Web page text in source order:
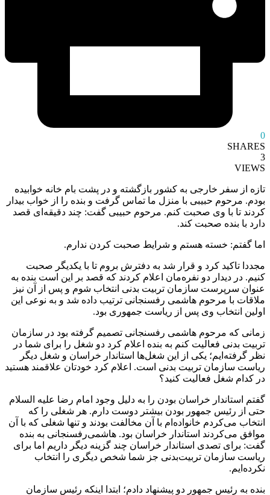
0
SHARES
3
VIEWS
تازه از سفر خارجی به کشور بازگشته و در پشت بام خانه خوابیده
بودم. مرحوم حبیبی با منزل ما تماس گرفت و بنده را از خواب بیدار
کردند تا با وی صحبت کنم. مرحوم حبیبی گفت: چند دقیقه‌ای قصد
دارد با بنده صحبت کند.
اما گفتم: خسته هستم و شرایط صحبت کردن ندارم.
مجددا تاکید کرد و قرار شد به دفترش بروم تا با یکدیگر صحبت
کنیم. در دیدار دو نفره‌مان اعلام کردند که قصد بر این است بنده به
عنوان سرپرست سازمان تربیت بدنی انتخاب شوم و پس از آن نیز
ملاقات با مرحوم هاشمی رفسنجانی ترتیب داده شد و به نوعی این
اولین انتخاب وی پس از ریاست جمهوری بود.
زمانی که مرحوم هاشمی رفسنجانی تصمیم گرفته بود در سازمان
تربیت‌ بدنی فعالیت کنم به بنده اعلام کرد دو شغل را برای شما در
نظر گرفته‌ایم؛ یکی از این شغل‌ها استاندار خراسان و شغل دیگر
ریاست سازمان تربیت‌ بدنی است. اعلام کرد خودتان علاقمند هستید
در کدام شغل فعالیت کنید؟
گفتم استاندار خراسان بودن را به دلیل وجود امام رضا علیه السلام
حتی از رئیس جمهور بودن بیشتر دوست دارم. هر شغلی را که
انتخاب می‌کردم خانواده‌ام با آن مخالفت بودند و تنها شغلی که با آن
موافق می‌کردند استاندار خراسان بود. هاشمی‌رفسنجانی به بنده
گفت: برای تصدی استاندار خراسان چند گزینه دیگر داریم اما برای
ریاست سازمان تربیت‌بدنی جز شما شخص دیگری را انتخاب
نکرده‌ایم.
بنده به رئیس جمهور دو پیشنهاد دادم؛ ابتدا اینکه رئیس سازمان